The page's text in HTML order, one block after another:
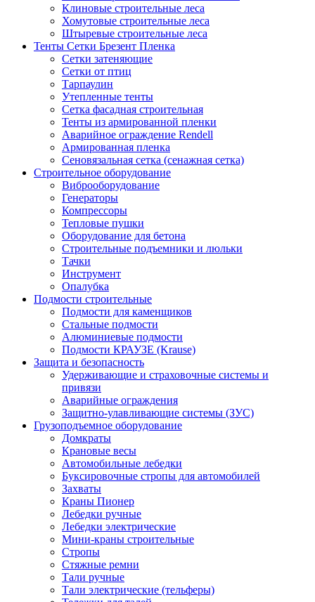
Клиновые строительные леса
Хомутовые строительные леса
Штыревые строительные леса
Тенты Сетки Брезент Пленка
Сетки затеняющие
Сетки от птиц
Тарпаулин
Утепленные тенты
Сетка фасадная строительная
Тенты из армированной пленки
Аварийное ограждение Rendell
Армированная пленка
Сеновязальная сетка (сенажная сетка)
Строительное оборудование
Виброоборудование
Генераторы
Компрессоры
Тепловые пушки
Оборудование для бетона
Строительные подъемники и люльки
Тачки
Инструмент
Опалубка
Подмости строительные
Подмости для каменщиков
Стальные подмости
Алюминиевые подмости
Подмости КРАУЗЕ (Krause)
Защита и безопасность
Удерживающие и страховочные системы и
привязи
Аварийные ограждения
Защитно-улавливающие системы (ЗУС)
Грузоподъемное оборудование
Домкраты
Крановые весы
Автомобильные лебедки
Буксировочные стропы для автомобилей
Захваты
Краны Пионер
Лебедки ручные
Лебедки электрические
Мини-краны строительные
Стропы
Стяжные ремни
Тали ручные
Тали электрические (тельферы)